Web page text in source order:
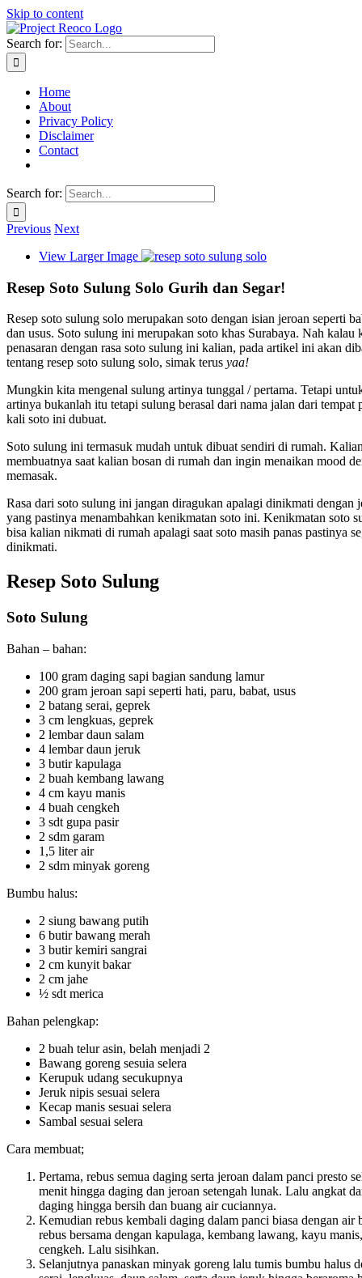
Skip to content
Search for:
Home
About
Privacy Policy
Disclaimer
Contact
Search for:
Previous Next
View Larger Image
Resep Soto Sulung Solo Gurih dan Segar!
Resep soto sulung solo merupakan soto dengan isian jeroan seperti
dan usus. Soto sulung ini merupakan soto khas Surabaya. Nah kalau
penasaran dengan rasa soto sulung ini kalian, pada artikel ini akan
tentang resep soto sulung solo, simak terus yaa!
Mungkin kita mengenal sulung artinya tunggal / pertama. Tetapi
artinya bukanlah itu tetapi sulung berasal dari nama jalan dari tempat
kali soto ini dubuat.
Soto sulung ini termasuk mudah untuk dibuat sendiri di rumah.
membuatnya saat kalian bosan di rumah dan ingin menaikan mood
memasak.
Rasa dari soto sulung ini jangan diragukan apalagi dinikmati dengan
yang pastinya menambahkan kenikmatan soto ini. Kenikmatan soto
bisa kalian nikmati di rumah apalagi saat soto masih panas pastinya
dinikmati.
Resep Soto Sulung
Soto Sulung
Bahan – bahan:
100 gram daging sapi bagian sandung lamur
200 gram jeroan sapi seperti hati, paru, babat, usus
2 batang serai, geprek
3 cm lengkuas, geprek
2 lembar daun salam
4 lembar daun jeruk
3 butir kapulaga
2 buah kembang lawang
4 cm kayu manis
4 buah cengkeh
3 sdt gupa pasir
2 sdm garam
1,5 liter air
2 sdm minyak goreng
Bumbu halus:
2 siung bawang putih
6 butir bawang merah
3 butir kemiri sangrai
2 cm kunyit bakar
2 cm jahe
½ sdt merica
Bahan pelengkap:
2 buah telur asin, belah menjadi 2
Bawang goreng sesuia selera
Kerupuk udang secukupnya
Jeruk nipis sesuai selera
Kecap manis sesuai selera
Sambal sesuai selera
Cara membuat;
Pertama, rebus semua daging serta jeroan dalam panci presto
menit hingga daging dan jeroan setengah lunak. Lalu angkat
daging hingga bersih dan buang air cuciannya.
Kemudian rebus kembali daging dalam panci biasa dengan air
rebus bersama dengan kapulaga, kembang lawang, kayu
cengkeh. Lalu sisihkan.
Selanjutnya panaskan minyak goreng lalu tumis bumbu halus